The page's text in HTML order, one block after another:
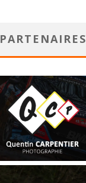
PARTENAIRES